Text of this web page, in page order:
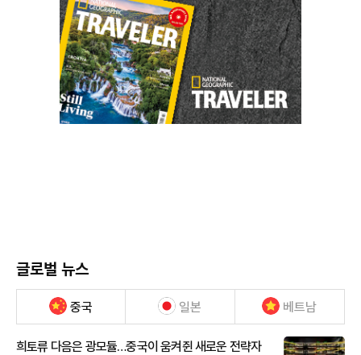
글로벌 뉴스
중국 일본 베트남
희토류 다음은 광모듈…중국이 움켜쥔 새로운 전략자